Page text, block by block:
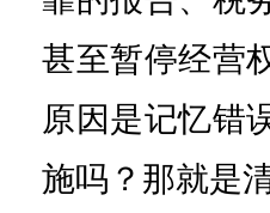
甚至暂停经营
原因是记忆错
施吗？那就是